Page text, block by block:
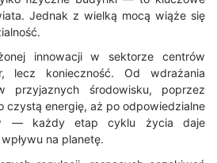
Jednak z wielką mocą wiąże się
innowacji w sektorze centrów
lecz konieczność. Od wdrażania
przyjaznych środowisku, poprzez
czystą energię, aż po odpowiedzialne
— każdy etap cyklu życia daje
na planetę.